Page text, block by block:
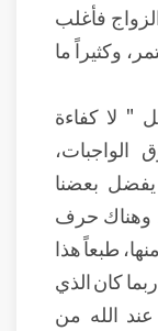
فأغلب
وكثيراً ما
" لا كفاءة
الواجبات،
بعضنا
وهناك حرف
طبعاً هذا
كان الذي
الله من